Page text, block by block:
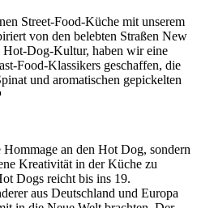
Street-Food-Küche mit unserem
von den belebten Straßen New
Hot-Dog-Kultur, haben wir eine
Food-Klassikers geschaffen, die
und aromatischen gepickelten
an den Hot Dog, sondern
Kreativität in der Küche zu
Dogs reicht bis ins 19.
aus Deutschland und Europa